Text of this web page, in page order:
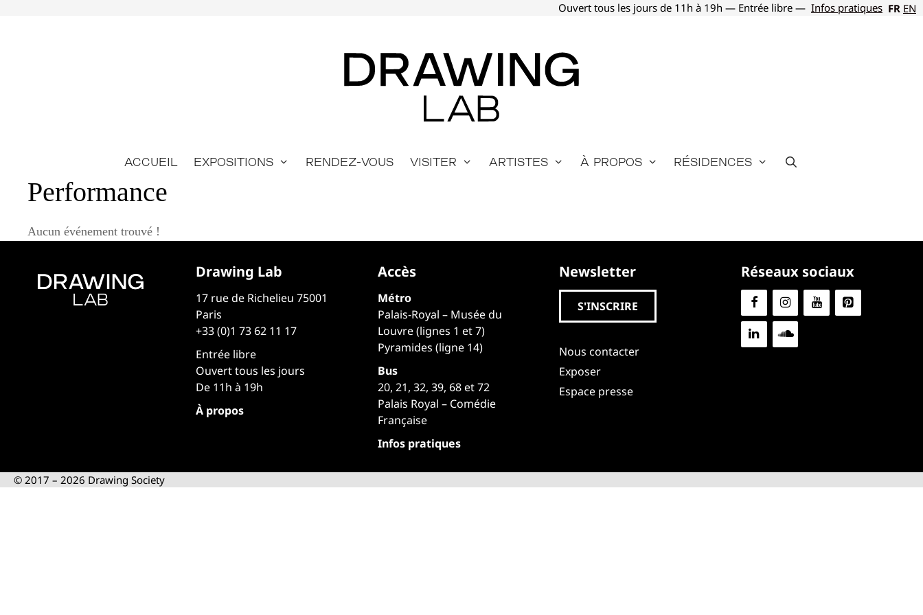
Ouvert tous les jours de 11h à 19h — Entrée libre — Infos pratiques FR EN
Accueil Expositions Rendez-vous Visiter Artistes À propos Résidences
Performance
Aucun événement trouvé !
Drawing Lab
17 rue de Richelieu 75001
Paris
+33 (0)1 73 62 11 17
Entrée libre
Ouvert tous les jours
De 11h à 19h
À propos
Accès
Métro
Palais-Royal – Musée du
Louvre (lignes 1 et 7)
Pyramides (ligne 14)
Bus
20, 21, 32, 39, 68 et 72
Palais Royal – Comédie
Française
Infos pratiques
Newsletter
S'INSCRIRE
Nous contacter
Exposer
Espace presse
Réseaux sociaux
© 2017 – 2026 Drawing Society